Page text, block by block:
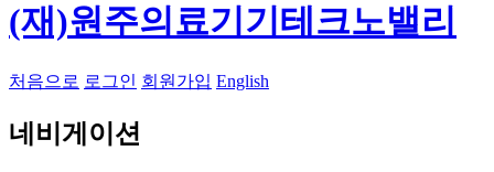
(재)원주의료기기테크노밸리
처음으로 로그인 회원가입 English
네비게이션